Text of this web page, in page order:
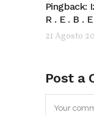
Pingback:
R . E . B .
21 Agosto
Post a